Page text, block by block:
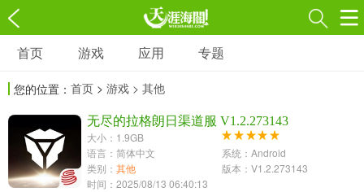
游戏
3697款应用
1597款应用
1789款应用
休闲益智
13387款应用
2196款应用
冒险解谜
首页 游戏 应用 专题
您的位置： 首页 > 游戏 > 其他
无尽的拉格朗日渠道服 V1.2.273143
大小：1.9GB
语言：简体中文
系统：Android
类别： 其他
版本：V1.2.273143
时间：2025/08/13 06:40:13